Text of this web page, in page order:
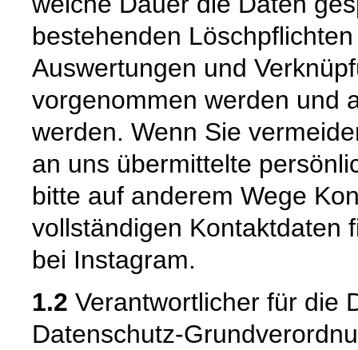
bestehenden
Auswertungen und
vorgenommen werden und
werden. Wenn Sie
an uns übermittelte
bitte auf anderem Wege
vollständigen Kontaktdaten
bei Instagram.
1.2 Verantwortlicher für die
Datenschutz-